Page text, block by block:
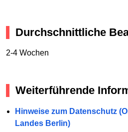
Durchschnittliche
2-4 Wochen
Weiterführende
Hinweise zum Datenschutz
Landes Berlin)